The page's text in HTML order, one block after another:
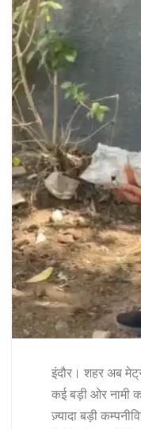
इंदौर। शहर अब
कई बड़ी ओर नामी
ज़्यादा बड़ी कम्पनी